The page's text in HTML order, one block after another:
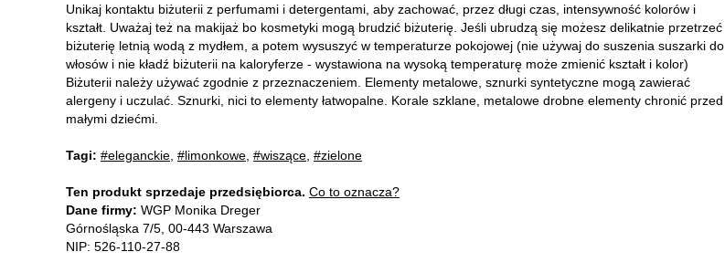
Unikaj kontaktu biżuterii z perfumami i detergentami, aby zachować, przez długi czas, intensywność kolorów i
kształt. Uważaj też na makijaż bo kosmetyki mogą brudzić biżuterię. Jeśli ubrudzą się możesz delikatnie przetrzeć
biżuterię letnią wodą z mydłem, a potem wysuszyć w temperaturze pokojowej (nie używaj do suszenia suszarki do
włosów i nie kładź biżuterii na kaloryferze - wystawiona na wysoką temperaturę może zmienić kształt i kolor)
Biżuterii należy używać zgodnie z przeznaczeniem. Elementy metalowe, sznurki syntetyczne mogą zawierać
alergeny i uczulać. Sznurki, nici to elementy łatwopalne. Korale szklane, metalowe drobne elementy chronić przed
małymi dziećmi.
Tagi: #eleganckie #limonkowe #wiszące #zielone
Ten produkt sprzedaje przedsiębiorca. Co to oznacza?
Dane firmy: WGP Monika Dreger
Górnośląska 7/5, 00-443 Warszawa
NIP: 526-110-27-88